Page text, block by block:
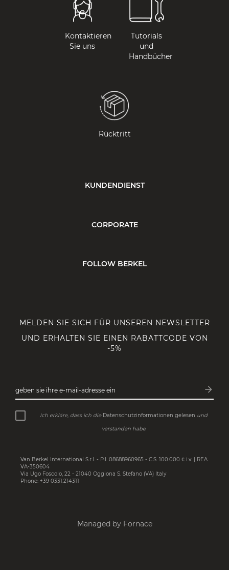
Kontaktieren
Sie uns
Tutorials
und
Handbücher
Rücktritt
KUNDENDIENST
CORPORATE
FOLLOW BERKEL
MELDEN SIE SICH FÜR UNSEREN NEWSLETTER
UND ERHALTEN SIE EINEN RABATTCODE VON
-5%
geben sie ihre e-mail-adresse ein arrow_forward
Ich erkläre, dass ich die Datenschutzinformationen gelesen und
verstanden habe
Van Berkel International S.r.l. - P.I. 08688960965 - C.S. 100.000 € i.v. | REA
VA-350604
Via Ugo Foscolo, 22 - 21040 Oggiona S. Stefano (VA) Italy
Phone: +39 0331.214311
Managed by Fornace